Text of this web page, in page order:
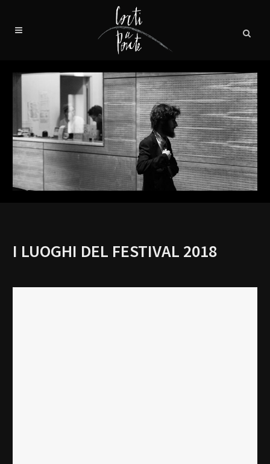
I LUOGHI DEL FESTIVAL 2018